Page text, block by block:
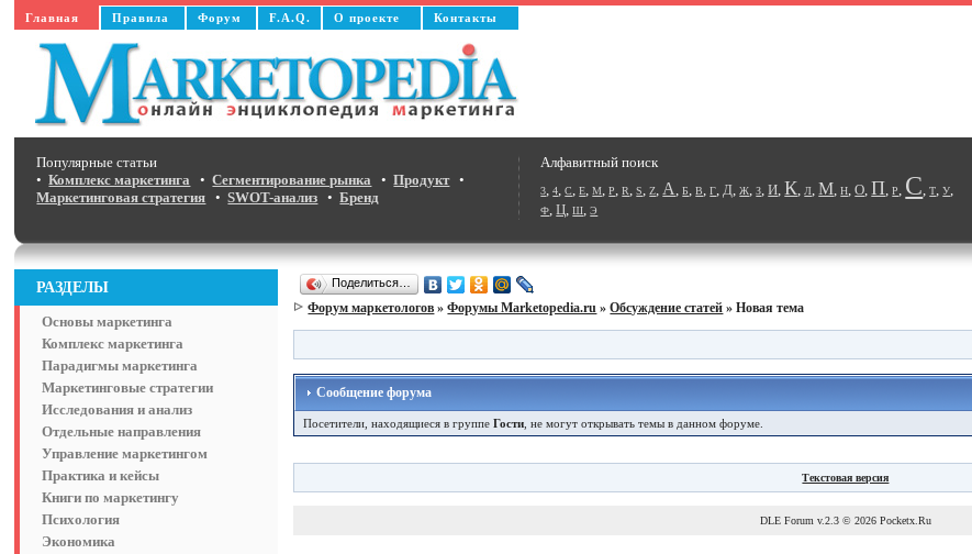
Главная Правила Форум F.A.Q. О проекте Контакты
Алфавитный поиск
3,4,C,E,M,P,R,S,Z,А,Б,В,Г,Д,Ж,З,И,К,Л,М,Н,О,П,Р, С,Т,У,
Ф,Ц,Ш,Э
Популярные статьи
•Комплекс маркетинга •Сегментирование рынка •Продукт•
Маркетинговая стратегия •SWOT-анализ •Бренд
РАЗДЕЛЫ
Основы маркетинга
Комплекс маркетинга
Парадигмы маркетинга
Маркетинговые стратегии
Исследования и анализ
Отдельные направления
Управление маркетингом
Практика и кейсы
Книги по маркетингу
Психология
Экономика
Поделиться…
Форум маркетологов »Форумы Marketopedia.ru »Обсуждение статей » Новая тема
Сообщение форума
Посетители, находящиеся в группеГости , не могут открывать темы в данном форуме.
Текстовая версия
DLE Forum v.2.3 © 2026 Pocketx.Ru